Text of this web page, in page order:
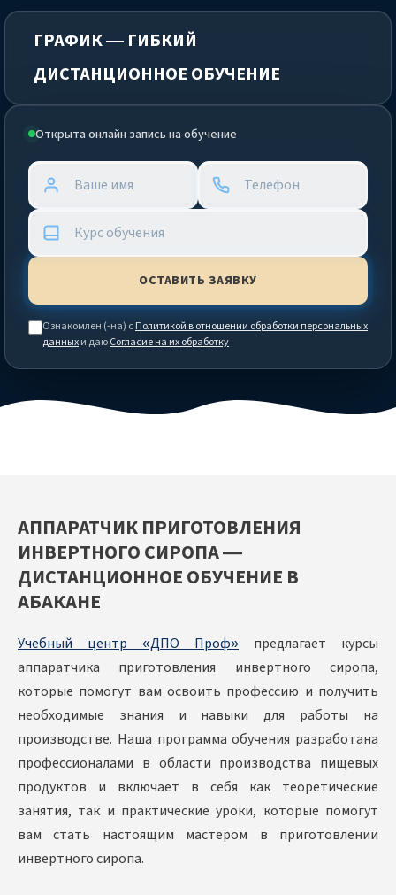
Открыта онлайн запись на обучение
Ознакомлен (-на) сПолитикой в отношении обработки персональных
данныхи даюСогласие на их обработку
ГРАФИК — ГИБКИЙ
ДИСТАНЦИОННОЕ ОБУЧЕНИЕ
АППАРАТЧИК ПРИГОТОВЛЕНИЯ
ИНВЕРТНОГО СИРОПА —
ДИСТАНЦИОННОЕ ОБУЧЕНИЕ В
АБАКАНЕ
Учебный центр «ДПО Проф» предлагает курсы
аппаратчика приготовления инвертного сиропа,
которые помогут вам освоить профессию и получить
необходимые знания и навыки для работы на
производстве. Наша программа обучения разработана
профессионалами в области производства пищевых
продуктов и включает в себя как теоретические
занятия, так и практические уроки, которые помогут
вам стать настоящим мастером в приготовлении
инвертного сиропа.